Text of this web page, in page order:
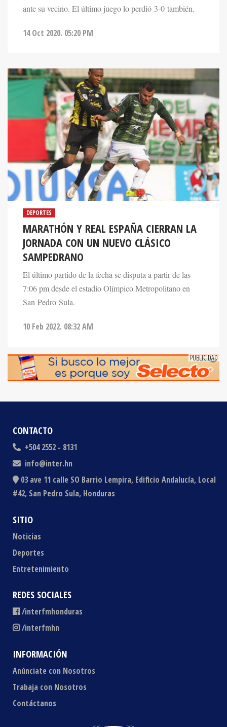
DEPORTES
MARATHÓN Y REAL ESPAÑA CIERRAN LA
JORNADA CON UN NUEVO CLÁSICO
SAMPEDRANO
El último partido de la fecha se disputa a partir de las
7:06 pm desde el estadio Olímpico Metropolitano en
San Pedro Sula.
CONTACTO
+504 2552 - 8131
info@inter.hn
03 ave 11 calle SO Barrio Lempira, Edificio Andalucía, Local
#42, San Pedro Sula, Honduras
SITIO
Noticias
Deportes
Entretenimiento
REDES SOCIALES
/interfmhonduras
/interfmhn
INFORMACIÓN
Anúnciate con Nosotros
Trabaja con Nosotros
Contáctanos